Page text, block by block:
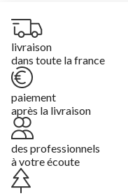
livraison
dans toute la france
paiement
après la livraison
des professionnels
à votre écoute